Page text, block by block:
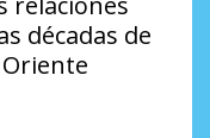
décadas de